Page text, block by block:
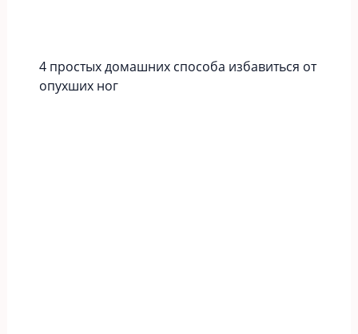
4 простых домашних способа избавиться от
опухших ног